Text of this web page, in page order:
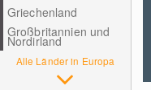
Griechenland
Großbritannien und
Nordirland
Alle Länder in Europa